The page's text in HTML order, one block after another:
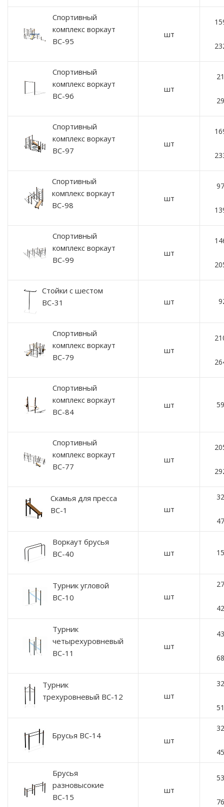
Спортивный
комплекс воркаут
ВС-95
шт
Спортивный
комплекс воркаут
ВС-96
шт
Спортивный
комплекс воркаут
ВС-97
шт
Спортивный
комплекс воркаут
ВС-98
шт
Спортивный
комплекс воркаут
ВС-99
шт
Стойки с шестом
ВС-31
шт
Спортивный
комплекс воркаут
ВС-79
шт
Спортивный
комплекс воркаут
ВС-84
шт
Спортивный
комплекс воркаут
ВС-77
шт
Скамья для пресса
ВС-1
шт
Воркаут брусья
ВС-40
шт
Турник угловой
ВС-10
шт
Турник
четырехуровневый
ВС-11
шт
Турник
трехуровневый ВС-12
шт
Брусья ВС-14 шт
Брусья
разновысокие
ВС-15
шт